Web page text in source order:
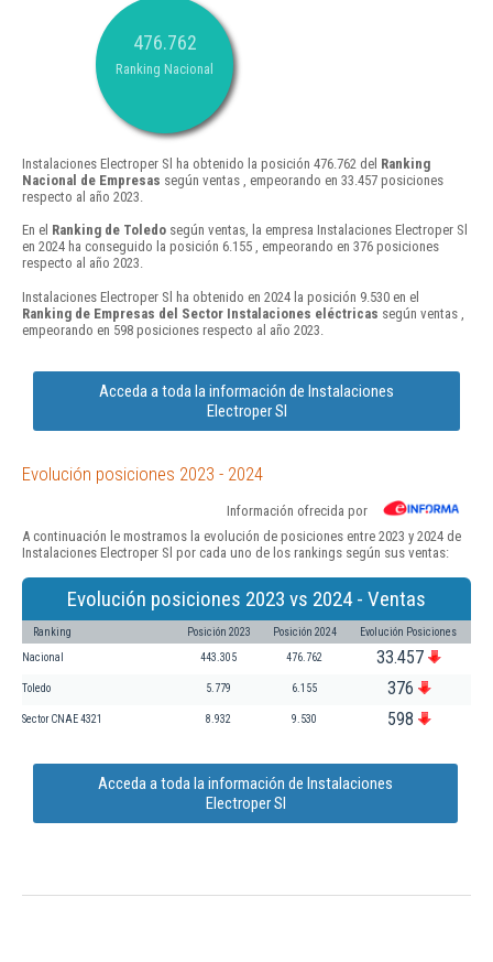
476.762
Ranking Nacional
Instalaciones Electroper Sl ha obtenido la posición 476.762 del Ranking
Nacional de Empresas según ventas , empeorando en 33.457 posiciones
respecto al año 2023.
En el Ranking de Toledo según ventas, la empresa Instalaciones Electroper Sl
en 2024 ha conseguido la posición 6.155 , empeorando en 376 posiciones
respecto al año 2023.
Instalaciones Electroper Sl ha obtenido en 2024 la posición 9.530 en el
Ranking de Empresas del Sector Instalaciones eléctricas según ventas ,
empeorando en 598 posiciones respecto al año 2023.
Acceda a toda la información de Instalaciones
Electroper Sl
Evolución posiciones 2023 - 2024
Información ofrecida por
A continuación le mostramos la evolución de posiciones entre 2023 y 2024 de
Instalaciones Electroper Sl por cada uno de los rankings según sus ventas:
Evolución posiciones 2023 vs 2024 - Ventas
Ranking Posición 2023 Posición 2024 Evolución Posiciones
Nacional 443.305 476.762 33.457
Toledo 5.779 6.155 376
Sector CNAE 4321 8.932 9.530 598
Acceda a toda la información de Instalaciones
Electroper Sl